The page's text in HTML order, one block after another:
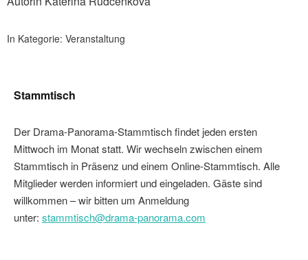
In Kategorie: Veranstaltung
Stammtisch
Der Drama-Panorama-Stammtisch findet jeden ersten
Mittwoch im Monat statt. Wir wechseln zwischen einem
Stammtisch in Präsenz und einem Online-Stammtisch. Alle
Mitglieder werden informiert und eingeladen. Gäste sind
willkommen – wir bitten um Anmeldung
unter: stammtisch@drama-panorama.com